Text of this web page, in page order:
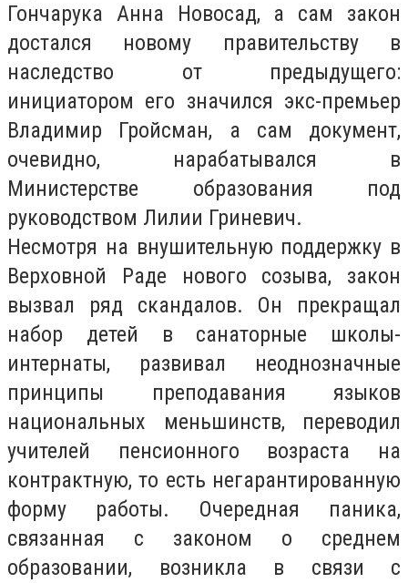
Гончарука Анна Новосад, а сам закон
достался новому правительству в
наследство от предыдущего:
инициатором его значился экс-премьер
Владимир Гройсман, а сам документ,
очевидно, нарабатывался в
Министерстве образования под
руководством Лилии Гриневич.
Несмотря на внушительную поддержку в
Верховной Раде нового созыва, закон
вызвал ряд скандалов. Он прекращал
набор детей в санаторные школы-
интернаты, развивал неоднозначные
принципы преподавания языков
национальных меньшинств, переводил
учителей пенсионного возраста на
контрактную, то есть негарантированную
форму работы. Очередная паника,
связанная с законом о среднем
образовании, возникла в связи с